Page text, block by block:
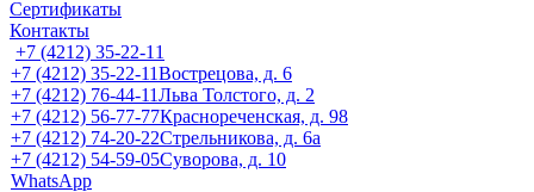
Сертификаты
Контакты
+7 (4212) 35-22-11
+7 (4212) 35-22-11Вострецова, д. 6
+7 (4212) 76-44-11Льва Толстого, д. 2
+7 (4212) 56-77-77Краснореченская, д. 98
+7 (4212) 74-20-22Стрельникова, д. 6а
+7 (4212) 54-59-05Суворова, д. 10
WhatsApp